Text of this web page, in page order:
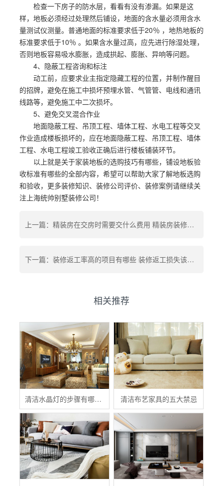
检查一下房子的防水层，看看有没有渗漏。如果是这
样，地板必须经过处理然后铺设，地面的含水量必须用含水
量测试仪测量。普通地面的标准要求低于20％ ，地热地板的
标准要求低于10％ 。如果含水量过高，应先进行除湿处理，
否则地板容易吸水膨胀，造成拱起、膨胀、异响等问题。
4、隐蔽工程咨询和标注
动工前，应要求业主指定隐藏工程的位置，并制作醒目
的招牌，避免在施工中损坏预埋水管、气管管、电线和通讯
线路等，避免施工中二次损坏。
5、避免交叉混合作业
地面隐蔽工程、吊顶工程、墙体工程、水电工程等交叉
作业造成楼板损坏的，应在地面隐蔽工程、吊顶工程、墙体
工程、水电工程竣工验收正确后进行楼板铺装环节。
以上就是关于家装地板的选购技巧有哪些，铺设地板验
收标准有哪些的全部内容，希望可以帮助大家了解地板选购
和验收，更多装修知识、装修公司评价、装修案例请继续关
注上海统帅别墅装修公司！
上一篇：精装房在交房时需要交什么费用 精装房装修拆改前需要验收吗
下一篇：装修返工率高的项目有哪些 装修返工损失该由谁承担
相关推荐
清洁水晶灯的步骤有哪些？ 清洁布艺家具的五大禁忌